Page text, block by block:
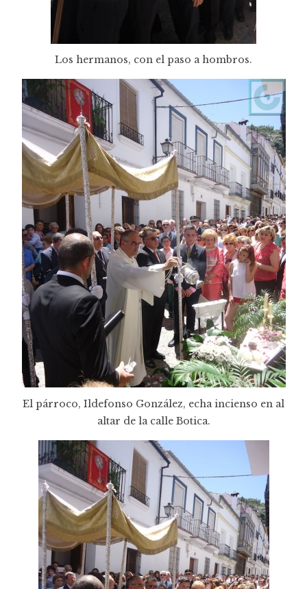
Los hermanos, con el paso a hombros.
El párroco, Ildefonso González, echa incienso en al
altar de la calle Botica.